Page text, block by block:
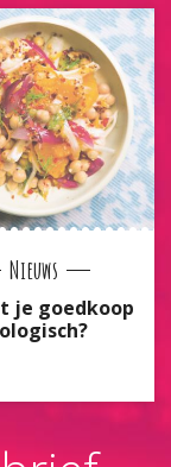
Nieuws
je goedkoop